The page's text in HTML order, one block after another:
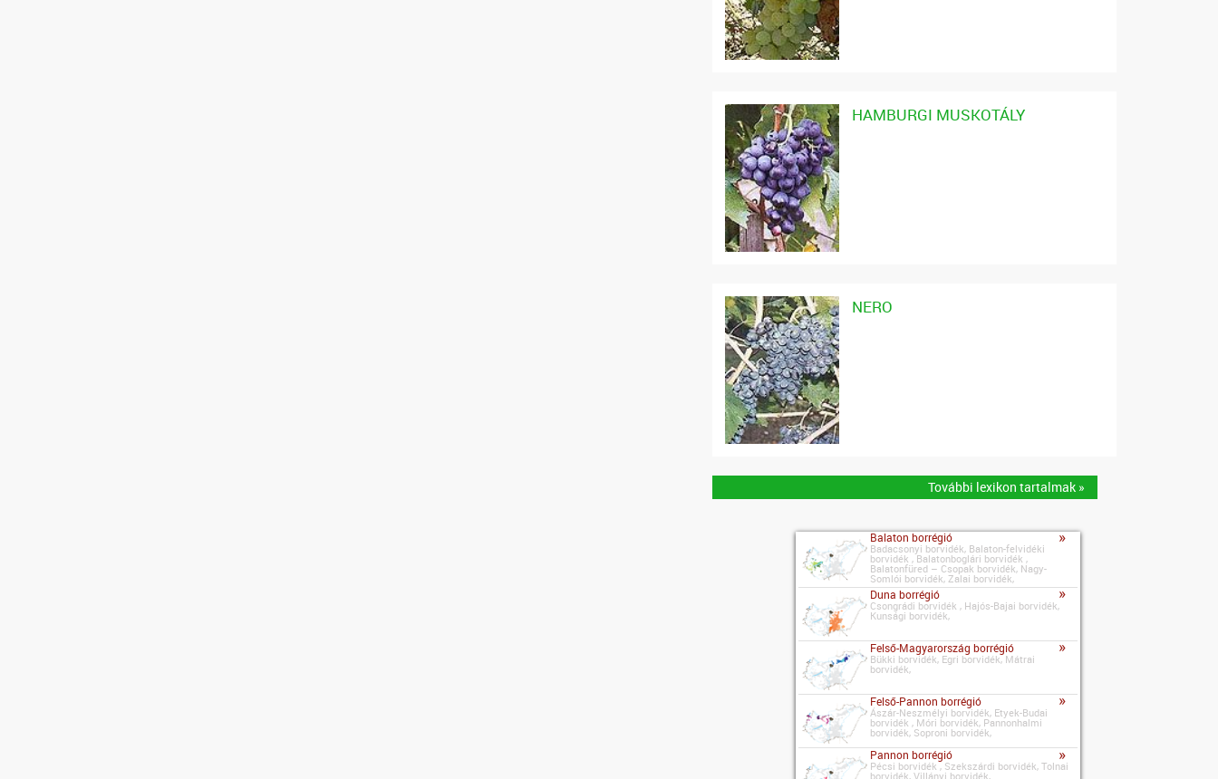
HAMBURGI MUSKOTÁLY
NERO
További lexikon tartalmak »
Balaton borrégió »
Badacsonyi borvidék, Balaton-felvidéki
borvidék , Balatonboglári borvidék ,
Balatonfüred – Csopak borvidék, Nagy-
Somlói borvidék, Zalai borvidék,
Duna borrégió »
Csongrádi borvidék , Hajós-Bajai borvidék,
Kunsági borvidék,
Felső-Magyarország borrégió »
Bükki borvidék, Egri borvidék, Mátrai
borvidék,
Felső-Pannon borrégió »
Ászár-Neszmélyi borvidék, Etyek-Budai
borvidék , Móri borvidék, Pannonhalmi
borvidék, Soproni borvidék,
Pannon borrégió »
Pécsi borvidék , Szekszárdi borvidék, Tolnai
borvidék, Villányi borvidék,